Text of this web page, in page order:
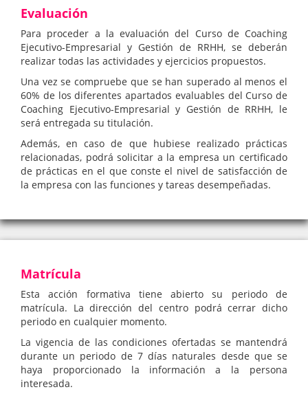
Evaluación
Para proceder a la evaluación del Curso de Coaching
Ejecutivo-Empresarial y Gestión de RRHH, se deberán
realizar todas las actividades y ejercicios propuestos.
Una vez se compruebe que se han superado al menos el
60% de los diferentes apartados evaluables del Curso de
Coaching Ejecutivo-Empresarial y Gestión de RRHH, le
será entregada su titulación.
Además, en caso de que hubiese realizado prácticas
relacionadas, podrá solicitar a la empresa un certificado
de prácticas en el que conste el nivel de satisfacción de
la empresa con las funciones y tareas desempeñadas.
Matrícula
Esta acción formativa tiene abierto su periodo de
matrícula. La dirección del centro podrá cerrar dicho
periodo en cualquier momento.
La vigencia de las condiciones ofertadas se mantendrá
durante un periodo de 7 días naturales desde que se
haya proporcionado la información a la persona
interesada.